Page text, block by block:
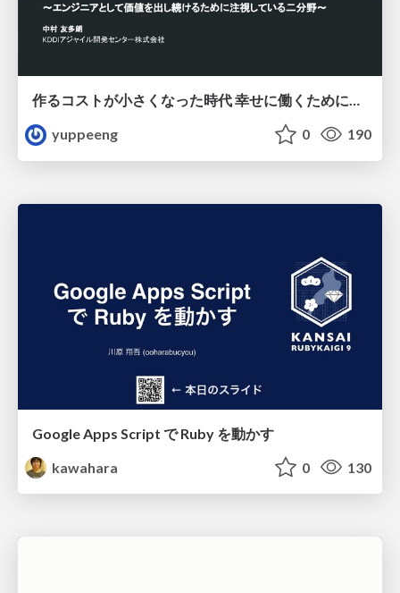
作るコストが小さくなった時代 幸せに働くために改めて考えたいこと 〜エンジニアとして価値を出し続けるために注視している二分野〜
yuppeeng
0 190
Google Apps Script で Ruby を動かす
kawahara
0 130